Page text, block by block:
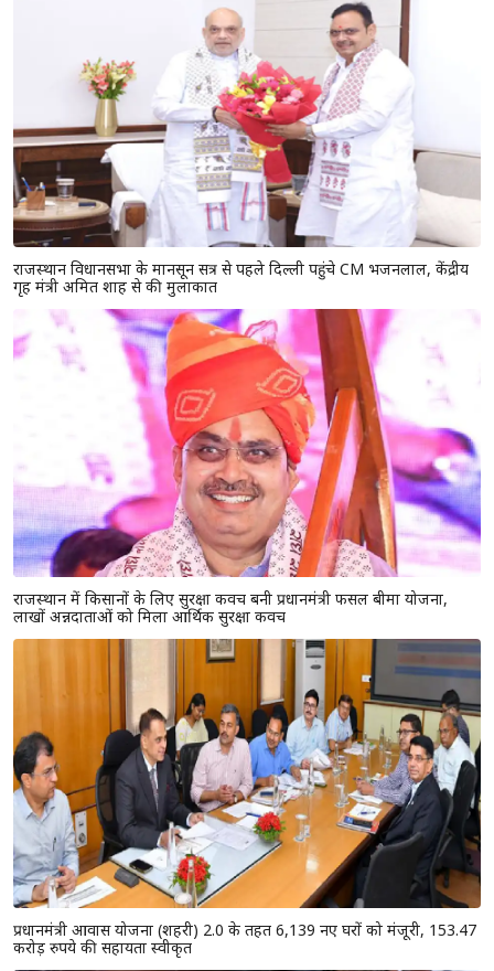
राजस्थान विधानसभा के मानसून सत्र से पहले दिल्ली पहुंचे CM भजनलाल, केंद्रीय
गृह मंत्री अमित शाह से की मुलाकात
राजस्थान में किसानों के लिए सुरक्षा कवच बनी प्रधानमंत्री फसल बीमा योजना,
लाखों अन्नदाताओं को मिला आर्थिक सुरक्षा कवच
प्रधानमंत्री आवास योजना (शहरी) 2.0 के तहत 6,139 नए घरों को मंजूरी, 153.47
करोड़ रुपये की सहायता स्वीकृत